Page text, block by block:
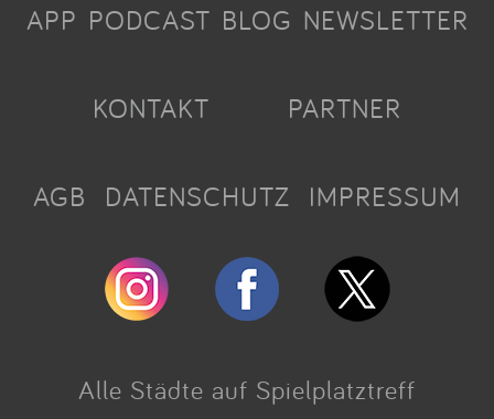
APP PODCAST BLOG NEWSLETTER
KONTAKT PARTNER
AGB DATENSCHUTZ IMPRESSUM
Alle Städte auf Spielplatztreff